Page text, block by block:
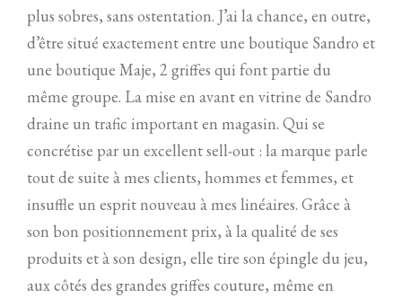
plus sobres, sans ostentation. J’ai la chance, en outre,
d’être situé exactement entre une boutique Sandro et
une boutique Maje, 2 griffes qui font partie du
même groupe. La mise en avant en vitrine de Sandro
draine un trafic important en magasin. Qui se
concrétise par un excellent sell-out : la marque parle
tout de suite à mes clients, hommes et femmes, et
insuffle un esprit nouveau à mes linéaires. Grâce à
son bon positionnement prix, à la qualité de ses
produits et à son design, elle tire son épingle du jeu,
aux côtés des grandes griffes couture, même en